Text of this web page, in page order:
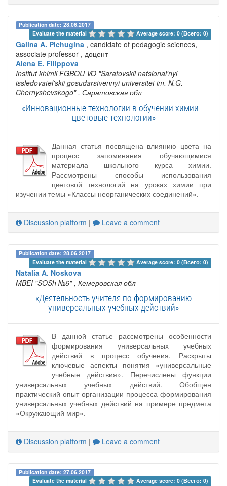
Publication date: 28.06.2017
Evaluate the material
Average score: 0 (Всего: 0)
Galina A. Pichugina , candidate of pedagogic sciences,
associate professor , доцент
Alena E. Filippova
Institut khimii FGBOU VO "Saratovskii natsional'nyi
issledovatel'skii gosudarstvennyi universitet im. N.G.
Chernyshevskogo" , Саратовская обл
«Инновационные технологии в обучении химии –
цветовые технологии»
Данная статья посвящена влиянию цвета на
процесс запоминания обучающимися
материала школьного курса химии.
Рассмотрены способы использования
цветовой технологий на уроках химии при
изучении темы «Классы неорганических соединений».
Discussion platform | Leave a comment
Publication date: 28.06.2017
Evaluate the material
Average score: 0 (Всего: 0)
Natalia A. Noskova
MBEI "SOSh №6" , Кемеровская обл
«Деятельность учителя по формированию
универсальных учебных действий»
В данной статье рассмотрены особенности
формирования универсальных учебных
действий в процесс обучения. Раскрыты
ключевые аспекты понятия «универсальные
учебные действия». Перечислены функции
универсальных учебных действий. Обобщен
практический опыт организации процесса формирования
универсальных учебных действий на примере предмета
«Окружающий мир».
Discussion platform | Leave a comment
Publication date: 27.06.2017
Evaluate the material
Average score: 0 (Всего: 0)